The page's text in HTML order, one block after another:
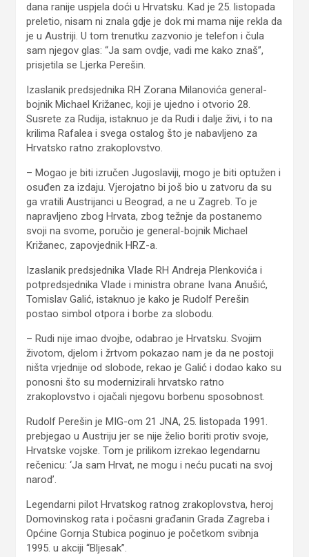
dana ranije uspjela doći u Hrvatsku. Kad je 25. listopada
preletio, nisam ni znala gdje je dok mi mama nije rekla da
je u Austriji. U tom trenutku zazvonio je telefon i čula
sam njegov glas: “Ja sam ovdje, vadi me kako znaš”,
prisjetila se Ljerka Perešin.
Izaslanik predsjednika RH Zorana Milanovića general-
bojnik Michael Križanec, koji je ujedno i otvorio 28.
Susrete za Rudija, istaknuo je da Rudi i dalje živi, i to na
krilima Rafalea i svega ostalog što je nabavljeno za
Hrvatsko ratno zrakoplovstvo.
– Mogao je biti izručen Jugoslaviji, mogo je biti optužen i
osuđen za izdaju. Vjerojatno bi još bio u zatvoru da su
ga vratili Austrijanci u Beograd, a ne u Zagreb. To je
napravljeno zbog Hrvata, zbog težnje da postanemo
svoji na svome, poručio je general-bojnik Michael
Križanec, zapovjednik HRZ-a.
Izaslanik predsjednika Vlade RH Andreja Plenkovića i
potpredsjednika Vlade i ministra obrane Ivana Anušić,
Tomislav Galić, istaknuo je kako je Rudolf Perešin
postao simbol otpora i borbe za slobodu.
– Rudi nije imao dvojbe, odabrao je Hrvatsku. Svojim
životom, djelom i žrtvom pokazao nam je da ne postoji
ništa vrjednije od slobode, rekao je Galić i dodao kako su
ponosni što su modernizirali hrvatsko ratno
zrakoplovstvo i ojačali njegovu borbenu sposobnost.
Rudolf Perešin je MIG-om 21 JNA, 25. listopada 1991.
prebjegao u Austriju jer se nije želio boriti protiv svoje,
Hrvatske vojske. Tom je prilikom izrekao legendarnu
rečenicu: ‘Ja sam Hrvat, ne mogu i neću pucati na svoj
narod’.
Legendarni pilot Hrvatskog ratnog zrakoplovstva, heroj
Domovinskog rata i počasni građanin Grada Zagreba i
Općine Gornja Stubica poginuo je početkom svibnja
1995. u akciji “Bljesak”.